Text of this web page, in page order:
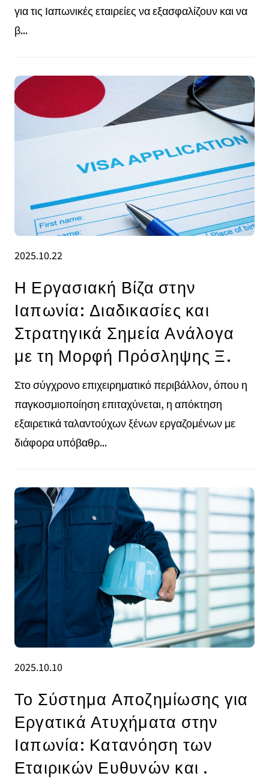
για τις Ιαπωνικές εταιρείες να εξασφαλίζουν και να
β...
2025.10.22
Η Εργασιακή Βίζα στην
Ιαπωνία: Διαδικασίες και
Στρατηγικά Σημεία Ανάλογα
με τη Μορφή Πρόσληψης Ξ.
Στο σύγχρονο επιχειρηματικό περιβάλλον, όπου η
παγκοσμιοποίηση επιταχύνεται, η απόκτηση
εξαιρετικά ταλαντούχων ξένων εργαζομένων με
διάφορα υπόβαθρ...
2025.10.10
Το Σύστημα Αποζημίωσης για
Εργατικά Ατυχήματα στην
Ιαπωνία: Κατανόηση των
Εταιρικών Ευθυνών και .